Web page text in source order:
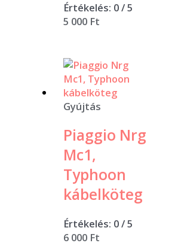
Értékelés: 0/ 5
5 000 Ft
Gyújtás
Piaggio Nrg
Mc1,
Typhoon
kábelköteg
Értékelés: 0/ 5
6 000 Ft